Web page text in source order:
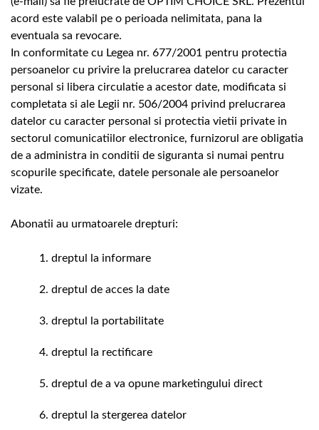
acord este valabil pe o perioada nelimitata, pana la
eventuala sa revocare.
In conformitate cu Legea nr. 677/2001 pentru protectia
persoanelor cu privire la prelucrarea datelor cu caracter
personal si libera circulatie a acestor date, modificata si
completata si ale Legii nr. 506/2004 privind prelucrarea
datelor cu caracter personal si protectia vietii private in
sectorul comunicatiilor electronice, furnizorul are obligatia
de a administra in conditii de siguranta si numai pentru
scopurile specificate, datele personale ale persoanelor
vizate.
Abonatii au urmatoarele drepturi:
dreptul la informare
dreptul de acces la date
dreptul la portabilitate
dreptul la rectificare
dreptul de a va opune marketingului direct
dreptul la stergerea datelor